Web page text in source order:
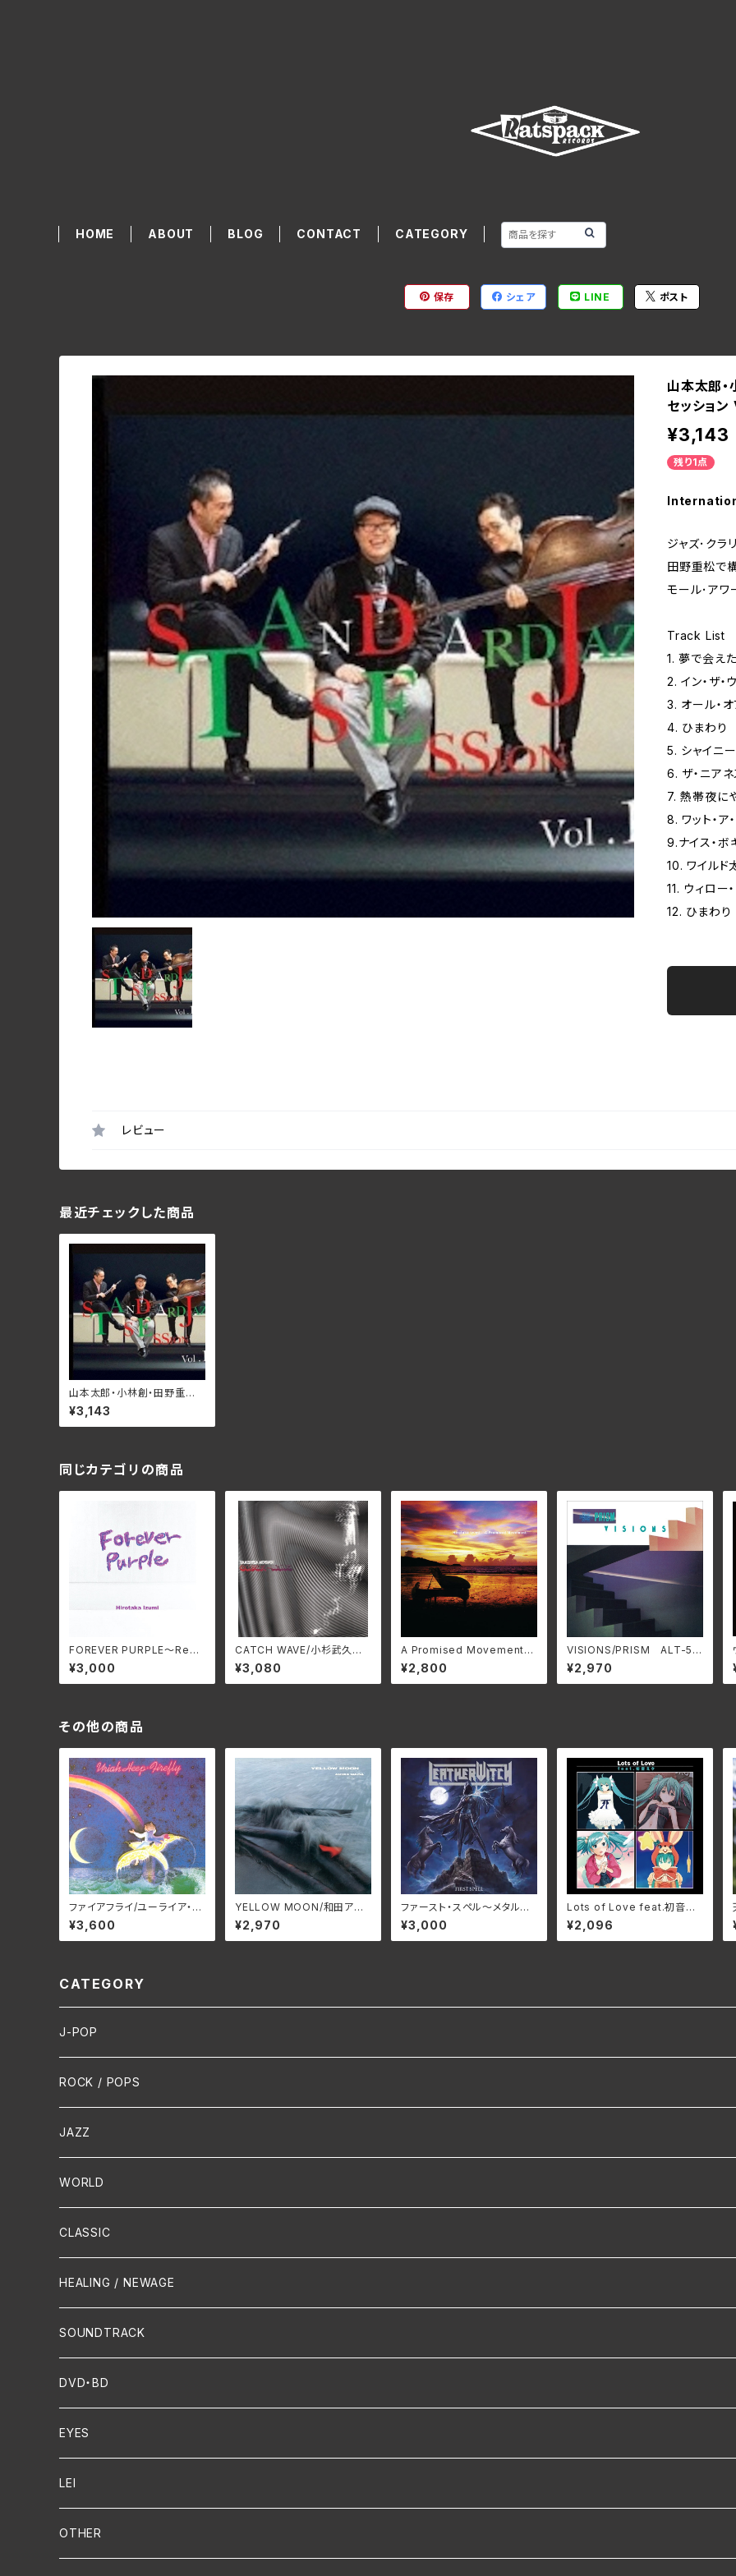
HOME ABOUT BLOG CONTACT CATEGORY
保存 シェア LINE ポスト
山本太郎・
セッショ
¥3,143
残り1点
ジャズ･クラ
田野重松で構
モール･アワ
Track List
1. 夢で会え
2. イン・ザ・
3. オール・オ
4. ひまわり
5. シャイニ
6. ザ・ニアネ
7. 熱帯夜に
8. ワット・ア
9.ナイス・ボ
10. ワイルド
11. ウィロー
12. ひまわ
レビュー
最近チェックした商品
山本太郎・小林創・田野重松ト
リオ／スタンダードジャズセッ
ション Vol. YPM-034
¥3,143
同じカテゴリの商品
FOREVER PURPLE〜Rem
astered Edition〜/和泉宏
隆 MMF-615
¥3,000
CATCH WAVE/小杉武久 S
WAX-502C(仕様:CD)
¥3,080
A Promised Movement〜
Remastered Edition〜/和
泉宏隆 MMF-613
¥2,800
VISIONS/PRISM ALT-51
9C(仕様:SHM-CD)
¥2,970
その他の商品
ファイアフライ/ユーライア・ヒ
ープ BELLE-264388(仕様:
SHM-CD)
¥3,600
YELLOW MOON/和田アキ
ラ ALT-527C(仕様:CD)
¥2,970
ファースト・スペル～メタル美
魔女の呪い～/レザーウィッ
チ RBNCD-1470(仕様:C
D)
¥3,000
Lots of Love feat.初音ミ
ク/初音ミク GRMD-1001
(仕様:CD)
¥2,096
CATEGORY
J-POP
HR/HM
演歌 / 歌謡曲
PUNK/HARDCORE
Hip-Hop/Dancehall Reggae
ROCK / POPS
Oldies
HR/HM
JAZZ
Vocal
Piano
Crossover / Fusion
Dixie / New Orleans
FUNK
WORLD
HAWAIIAN
Chanson
CLASSIC
Piano
Flute
Violin
Cello
Guitar / Ukulele
Mandolin
HEALING / NEWAGE
SOUNDTRACK
DVD・BD
EYES
LEI
OTHER